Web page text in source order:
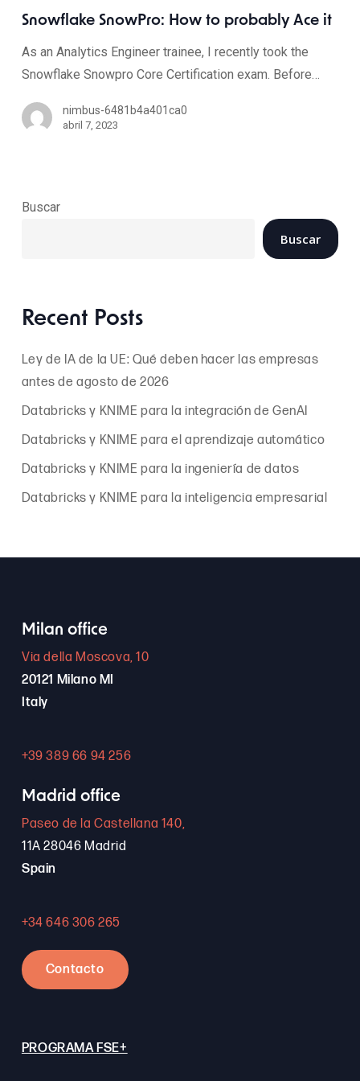
Snowflake SnowPro: How to probably Ace it
As an Analytics Engineer trainee, I recently took the
Snowflake Snowpro Core Certification exam. Before…
nimbus-6481b4a401ca0
abril 7, 2023
Buscar
Buscar
Recent Posts
Ley de IA de la UE: Qué deben hacer las empresas
antes de agosto de 2026
Databricks y KNIME para la integración de GenAI
Databricks y KNIME para el aprendizaje automático
Databricks y KNIME para la ingeniería de datos
Databricks y KNIME para la inteligencia empresarial
Milan office
Via della Moscova, 10
20121 Milano MI
Italy
+39 389 66 94 256
Madrid office
Paseo de la Castellana 140,
11A 28046 Madrid
Spain
+34 646 306 265
Contacto
PROGRAMA FSE+